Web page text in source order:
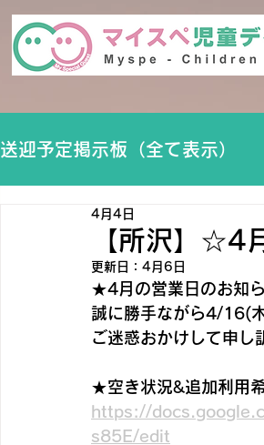
送迎予定掲示板（全て表示）
【所沢】☆4
4月4日
更新日： 4月6日
★4月の営業日のお知
誠に勝手ながら4/16(
ご迷惑おかけして申し
★空き状況&追加利用
https://
s85E/edit